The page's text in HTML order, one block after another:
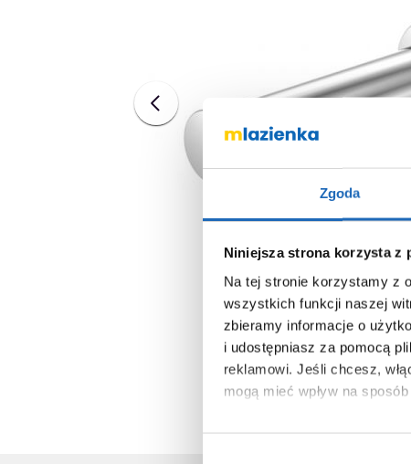
Zgoda
Niniejsza strona korzysta z
Na tej stronie korzystamy z
wszystkich funkcji naszej
zbieramy informacje o
i udostępniasz za pomocą
reklamowi. Jeśli chcesz,
mogą mieć wpływ na
Aby uzyskać więcej